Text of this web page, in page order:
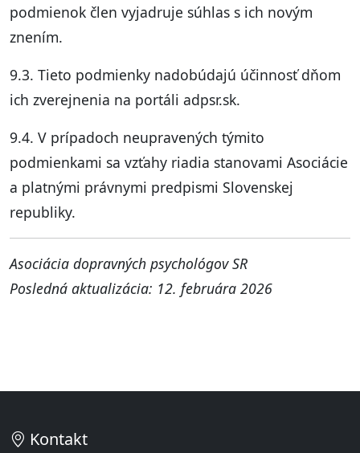
podmienok člen vyjadruje súhlas s ich novým
znením.
9.3. Tieto podmienky nadobúdajú účinnosť dňom
ich zverejnenia na portáli adpsr.sk.
9.4. V prípadoch neupravených týmito
podmienkami sa vzťahy riadia stanovami Asociácie
a platnými právnymi predpismi Slovenskej
republiky.
Asociácia dopravných psychológov SR
Posledná aktualizácia: 12. februára 2026
Kontakt